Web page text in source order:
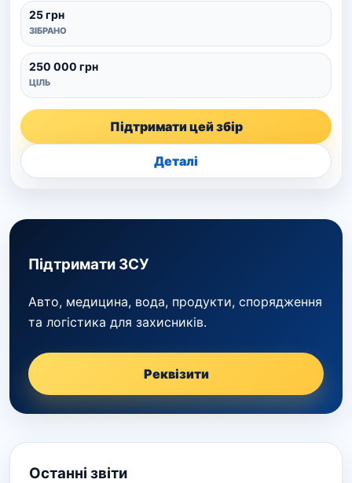
25 грн
ЗІБРАНО
250 000 грн
ЦІЛЬ
Підтримати цей збір
Деталі
Підтримати ЗСУ
Авто, медицина, вода, продукти, спорядження
та логістика для захисників.
Реквізити
Останні звіти